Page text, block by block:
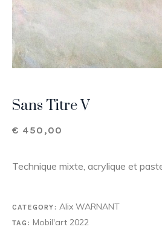
Sans Titre V
€ 450,00
Technique mixte, acrylique et
CATEGORY: Alix WARNANT
TAG: Mobil'art 2022